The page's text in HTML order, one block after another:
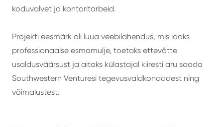
koduvalvet ja kontoritarbeid.
Projekti eesmärk oli luua veebilahendus, mis looks
professionaalse esmamulje, toetaks ettevõtte
usaldusväärsust ja aitaks külastajal kiiresti aru saada
Southwestern Venturesi tegevusvaldkondadest ning
võimalustest.